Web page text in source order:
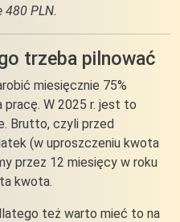
480 PLN.
trzeba pilnować
miesięcznie 75%
pracę. W 2025 r. jest to
Brutto, czyli przed
(w uproszczeniu kwota
przez 12 miesięcy w roku
kwota.
też warto mieć to na